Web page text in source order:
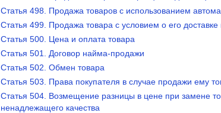
Статья 498. Продажа товаров с использованием
Статья 499. Продажа товара с условием о его доставке
Статья 500. Цена и оплата товара
Статья 501. Договор найма-продажи
Статья 502. Обмен товара
Статья 503. Права покупателя в случае продажи ему
Статья 504. Возмещение разницы в цене при замене
ненадлежащего качества